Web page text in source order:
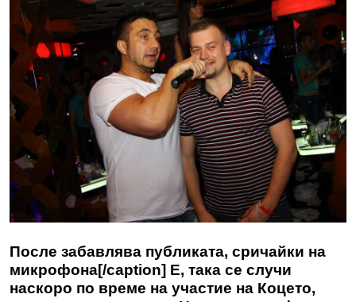
После забавлява публиката, сричайки на
микрофона[/caption] Е, така се случи
наскоро по време на участие на Коцето,